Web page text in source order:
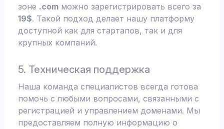
зоне .com можно зарегистрировать всего за
19$. Такой подход делает нашу платформу
доступной как для стартапов, так и для
крупных компаний.
5. Техническая поддержка
Наша команда специалистов всегда готова
помочь с любыми вопросами, связанными с
регистрацией и управлением доменами. Мы
предоставляем полную информацию о